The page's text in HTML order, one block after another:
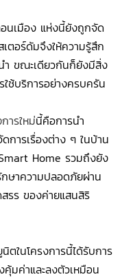
นเมือง แห่งนี้ยังถูกจัด
ตอร์ดัมจึงให้ความรู้สึก
ำ ขณะเดียวกันก็ยังมีสิ่ง
ใช้บริการอย่างครบครัน
ารใหม่นี้คือการนำ
การเรื่องต่าง ๆ ในบ้าน
Home รวมถึงยัง
กษาความปลอดภัยผ่าน
รร ของค่ายแสนสิริ
ตในโครงการนี้ได้รับการ
คุ้มค่าและลงตัวเหมือน